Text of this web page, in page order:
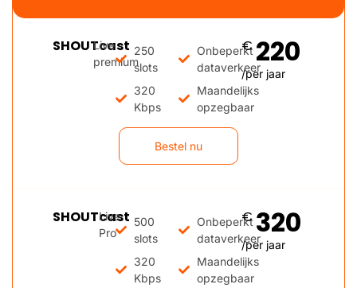
SHOUTcast
Live
premium
250
slots
320
Kbps
Onbeperkt
dataverkeer
Maandelijks
opzegbaar
€ 220
/per jaar
Bestel nu
SHOUTcast
Live
Pro
500
slots
320
Kbps
Onbeperkt
dataverkeer
Maandelijks
opzegbaar
€ 320
/per jaar